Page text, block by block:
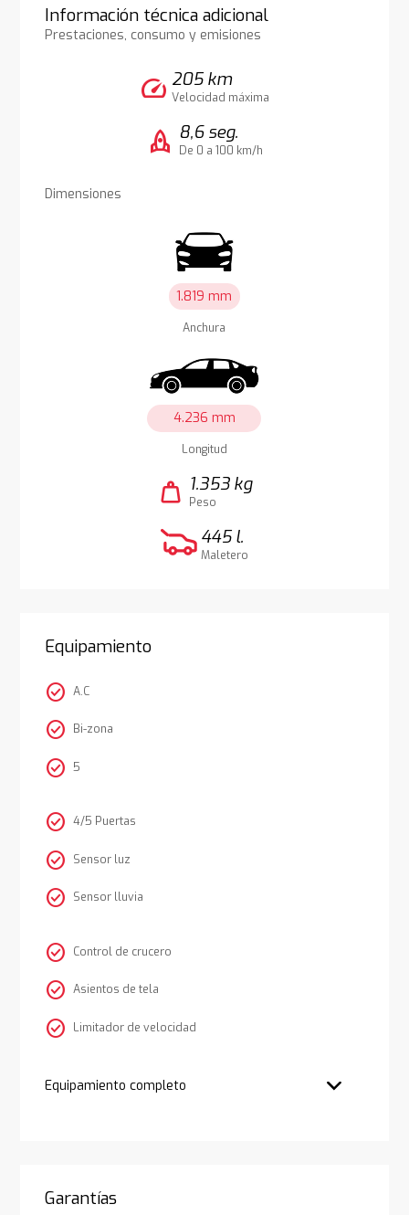
Información técnica adicional
Prestaciones, consumo y emisiones
speed 205 km
Velocidad máxima
rocket 8,6 seg.
De 0 a 100 km/h
Dimensiones
1.819 mm
Anchura
4.236 mm
Longitud
weight 1.353 kg
Peso
445 l.
Maletero
Equipamiento
check_circle A.C
check_circle Bi-zona
check_circle 5
check_circle 4/5 Puertas
check_circle Sensor luz
check_circle Sensor lluvia
check_circle Control de crucero
check_circle Asientos de tela
check_circle Limitador de velocidad
Equipamiento completo
Garantías